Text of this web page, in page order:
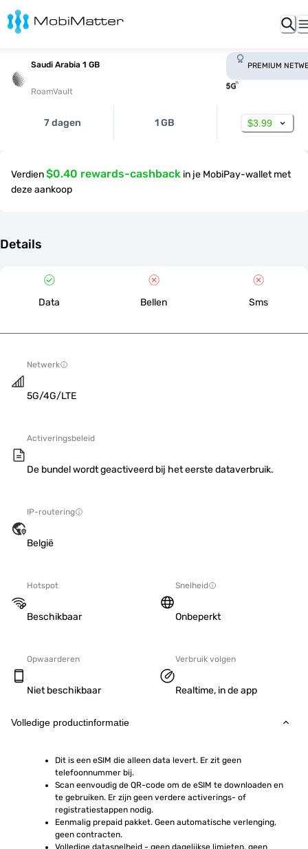
Saudi Arabia 1 GB
RoamVault
PREMIUM
7 dagen 1 GB $3.99
Verdien$0.40 rewards-cashback in je MobiPay-wallet met
deze aankoop
Details
Data Bellen Sms
Netwerk
5G/4G/LTE
Activeringsbeleid
De bundel wordt geactiveerd bij het eerste dataverbruik.
IP-routering
België
Hotspot
Beschikbaar
Snelheid
Onbeperkt
Opwaarderen
Niet beschikbaar
Verbruik volgen
Realtime, in de app
Volledige productinformatie
Dit is een eSIM die alleen data levert. Er zit geen
telefoonnummer bij.
Scan eenvoudig de QR-code om de eSIM te downloaden en
te gebruiken. Er zijn geen verdere activerings- of
registratiestappen nodig.
Eenmalig prepaid pakket. Geen automatische verlenging,
geen contracten.
Volledige datasnelheid - geen dagelijkse limieten, geen